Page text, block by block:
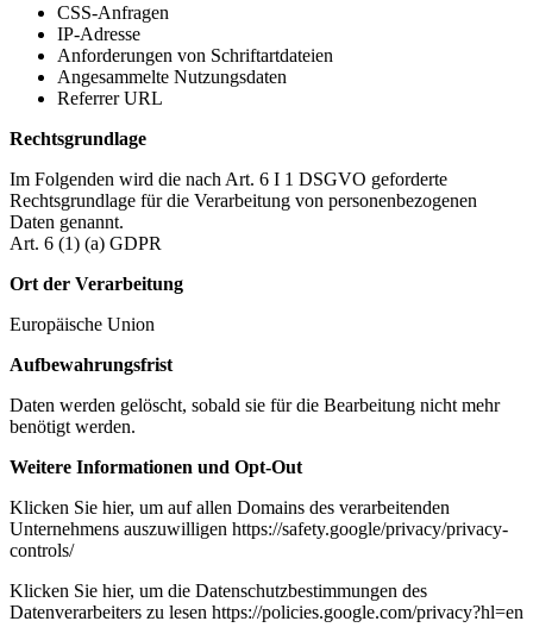
CSS-Anfragen
IP-Adresse
Anforderungen von Schriftartdateien
Angesammelte Nutzungsdaten
Referrer URL
Rechtsgrundlage
Im Folgenden wird die nach Art. 6 I 1 DSGVO geforderte
Rechtsgrundlage für die Verarbeitung von personenbezogenen
Daten genannt.
Art. 6 (1) (a) GDPR
Ort der Verarbeitung
Europäische Union
Aufbewahrungsfrist
Daten werden gelöscht, sobald sie für die Bearbeitung nicht mehr
benötigt werden.
Weitere Informationen und Opt-Out
Klicken Sie hier, um auf allen Domains des verarbeitenden
Unternehmens auszuwilligen https://safety.google/privacy/privacy-
controls/
Klicken Sie hier, um die Datenschutzbestimmungen des
Datenverarbeiters zu lesen https://policies.google.com/privacy?hl=en